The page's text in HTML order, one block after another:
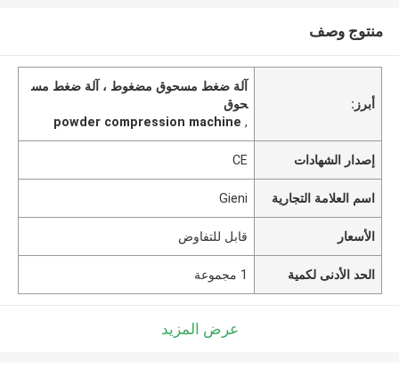
منتوج وصف
أبرز:
آلة ضغط مسحوق مضغوط ، آلة ضغط مس
حوق
,
powder compression machine
إصدار الشهادات CE
اسم العلامة التجارية Gieni
الأسعار قابل للتفاوض
الحد الأدنى لكمية 1 مجموعة
عرض المزيد